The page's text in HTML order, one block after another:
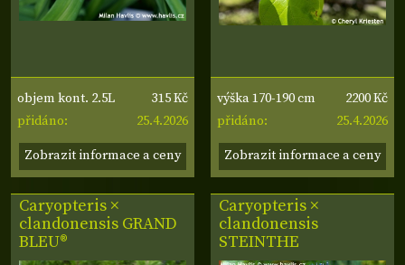
objem kont. 2.5L
315 Kč
přidáno:
25.4.2026
Zobrazit informace a ceny
výška 170-190 cm
2200 Kč
přidáno:
25.4.2026
Zobrazit informace a ceny
Caryopteris ×
clandonensis GRAND
BLEU®
Caryopteris ×
clandonensis
STEINTHE